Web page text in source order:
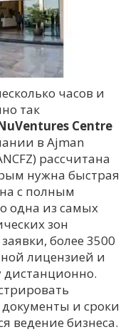
часов и
так
Centre
в Ajman
рассчитана
нужна быстрая
с полным
одна из самых
зон
более 3500
лицензией и
и сроки
ведение бизнеса.